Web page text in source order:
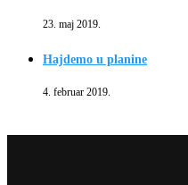
23. maj 2019.
Hajdemo u planine
4. februar 2019.